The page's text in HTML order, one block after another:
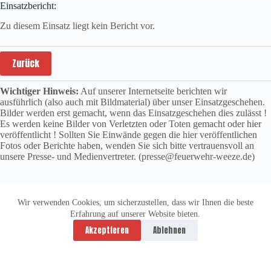
Wir verwenden Cookies, um sicherzustellen, dass wir Ihnen die beste
Erfahrung auf unserer Website bieten.
Akzeptieren Ablehnen
Einsatzbericht:
Zu diesem Einsatz liegt kein Bericht vor.
Zurück
Wichtiger Hinweis: Auf unserer Internetseite berichten wir
ausführlich (also auch mit Bildmaterial) über unser Einsatzgeschehen.
Bilder werden erst gemacht, wenn das Einsatzgeschehen dies zulässt !
Es werden keine Bilder von Verletzten oder Toten gemacht oder hier
veröffentlicht ! Sollten Sie Einwände gegen die hier veröffentlichen
Fotos oder Berichte haben, wenden Sie sich bitte vertrauensvoll an
unsere Presse- und Medienvertreter. (presse@feuerwehr-weeze.de)
Datenschutzerklärung
Impressum
Copyright © 2026 -
vitolution